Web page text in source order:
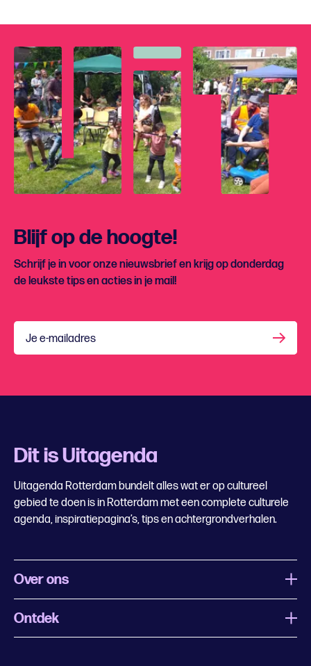
Blijf op de hoogte!
Schrijf je in voor onze nieuwsbrief en krijg op donderdag
de leukste tips en acties in je mail!
Je e-mailadres
Dit is Uitagenda
Uitagenda Rotterdam bundelt alles wat er op cultureel
gebied te doen is in Rotterdam met een complete culturele
agenda, inspiratiepagina’s, tips en achtergrondverhalen.
Over ons
Wat is Uitagenda Rotterdam
Ontdek